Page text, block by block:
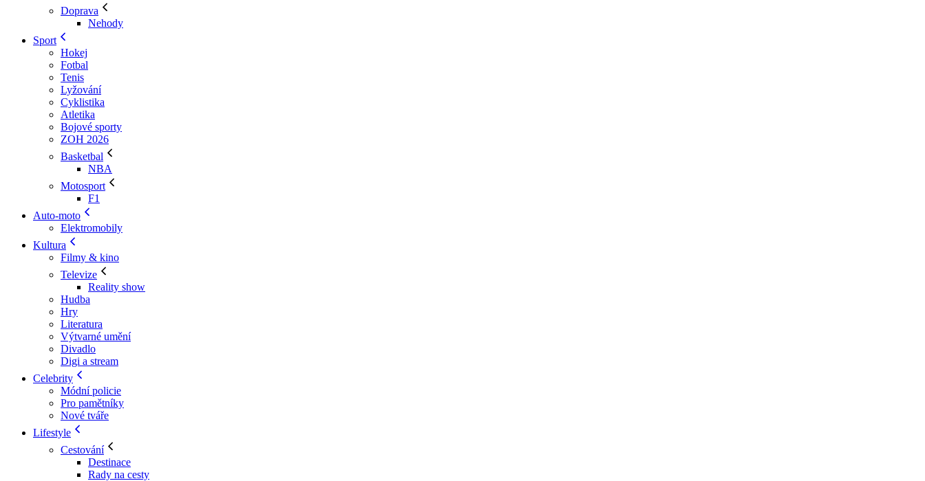
Doprava
Nehody
Sport
Hokej
Fotbal
Tenis
Lyžování
Cyklistika
Atletika
Bojové sporty
ZOH 2026
Basketbal
NBA
Motosport
F1
Auto-moto
Elektromobily
Kultura
Filmy & kino
Televize
Reality show
Hudba
Hry
Literatura
Výtvarné umění
Divadlo
Digi a stream
Celebrity
Módní policie
Pro pamětníky
Nové tváře
Lifestyle
Cestování
Destinace
Rady na cesty